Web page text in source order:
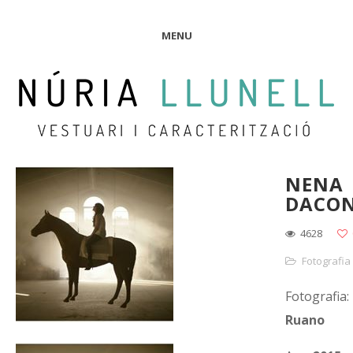
MENU
NENA
4628
Fotografia
Fotografia:
Ruano